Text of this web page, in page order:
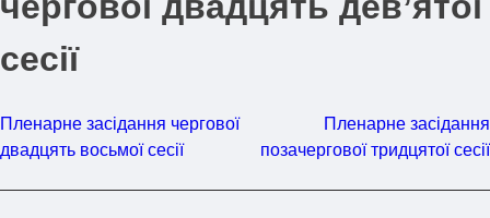
сесії
Пленарне засідання чергової
двадцять восьмої сесії
Пленарне засідання
позачергової тридцятої сесії